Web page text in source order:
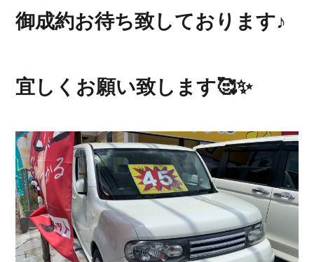
御成約お待ち致しております♪
宜しくお願い致します🥰✨